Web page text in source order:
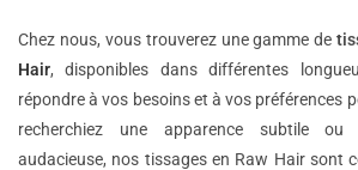
Chez nous, vous trouverez une gamme de
Hair, disponibles dans différentes
répondre à vos besoins et à vos préférences
recherchiez une apparence subtile ou
audacieuse, nos tissages en Raw Hair sont